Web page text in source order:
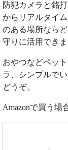
防犯カメラと銘
からリアルタイ
のある場所なら
守りに活用できま
おやつなどペッ
ラ、シンプルで
どうぞ。
Amazonで買う場